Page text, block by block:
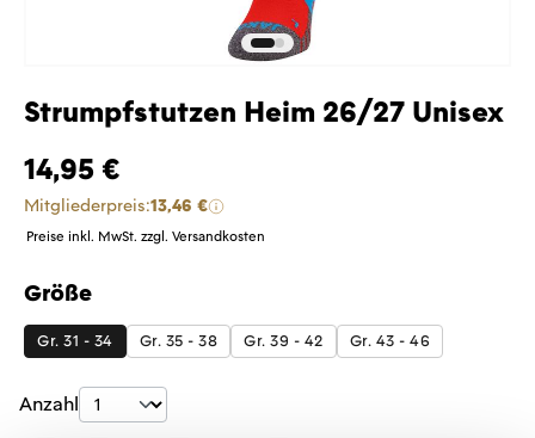
Strumpfstutzen Heim 26/27 Unisex
14,95 €
Mitgliederpreis:13,46 €
Preise inkl. MwSt. zzgl. Versandkosten
Größe
auswählen
Gr. 31 - 34 Gr. 35 - 38 Gr. 39 - 42 Gr. 43 - 46
Produkt Anzahl: Gib den gewünschten
Anzahl